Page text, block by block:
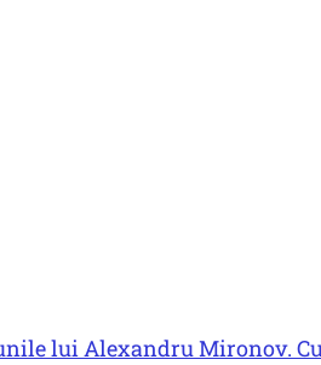
lui Alexandru Mironov.